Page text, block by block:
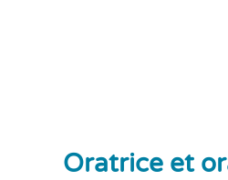
Oratrice et